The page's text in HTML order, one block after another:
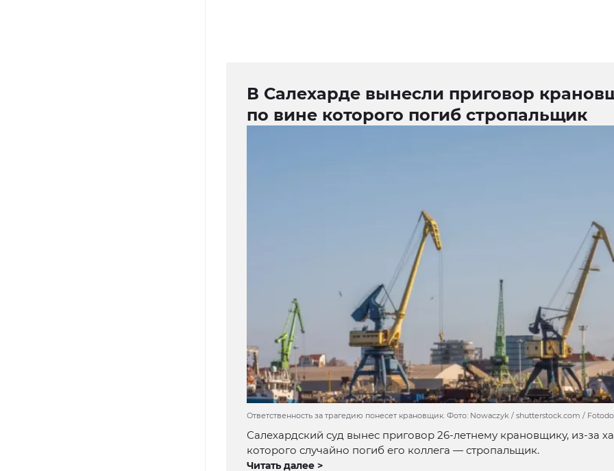
В Салехарде вынесли приговор
по вине которого погиб стропальщик
Ответственность за трагедию понесет крановщик. Фото: Nowaczyk / shutterstock.com /
Салехардский суд вынес приговор 26-летнему крановщику, из-за
которого случайно погиб его коллега — стропальщик.
Читать далее >